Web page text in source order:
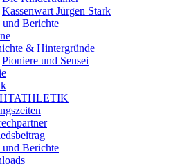
Kassenwart Jürgen Stark
Berichte
& Hintergründe
Pioniere und Sensei
Berichte